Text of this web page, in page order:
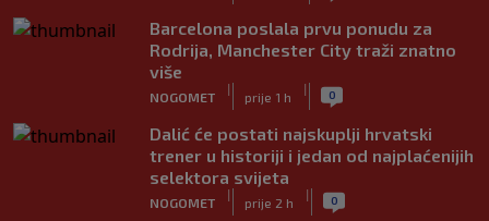
Barcelona poslala prvu ponudu za
Rodrija, Manchester City traži znatno
više
NOGOMET
|
prije 1 h
| 0
Dalić će postati najskuplji hrvatski
trener u historiji i jedan od najplaćenijih
selektora svijeta
NOGOMET
|
prije 2 h
| 0